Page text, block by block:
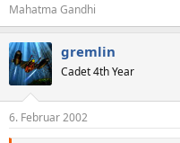
Mahatma Gandhi
gremlin
Cadet 4th Year
6. Februar 2002